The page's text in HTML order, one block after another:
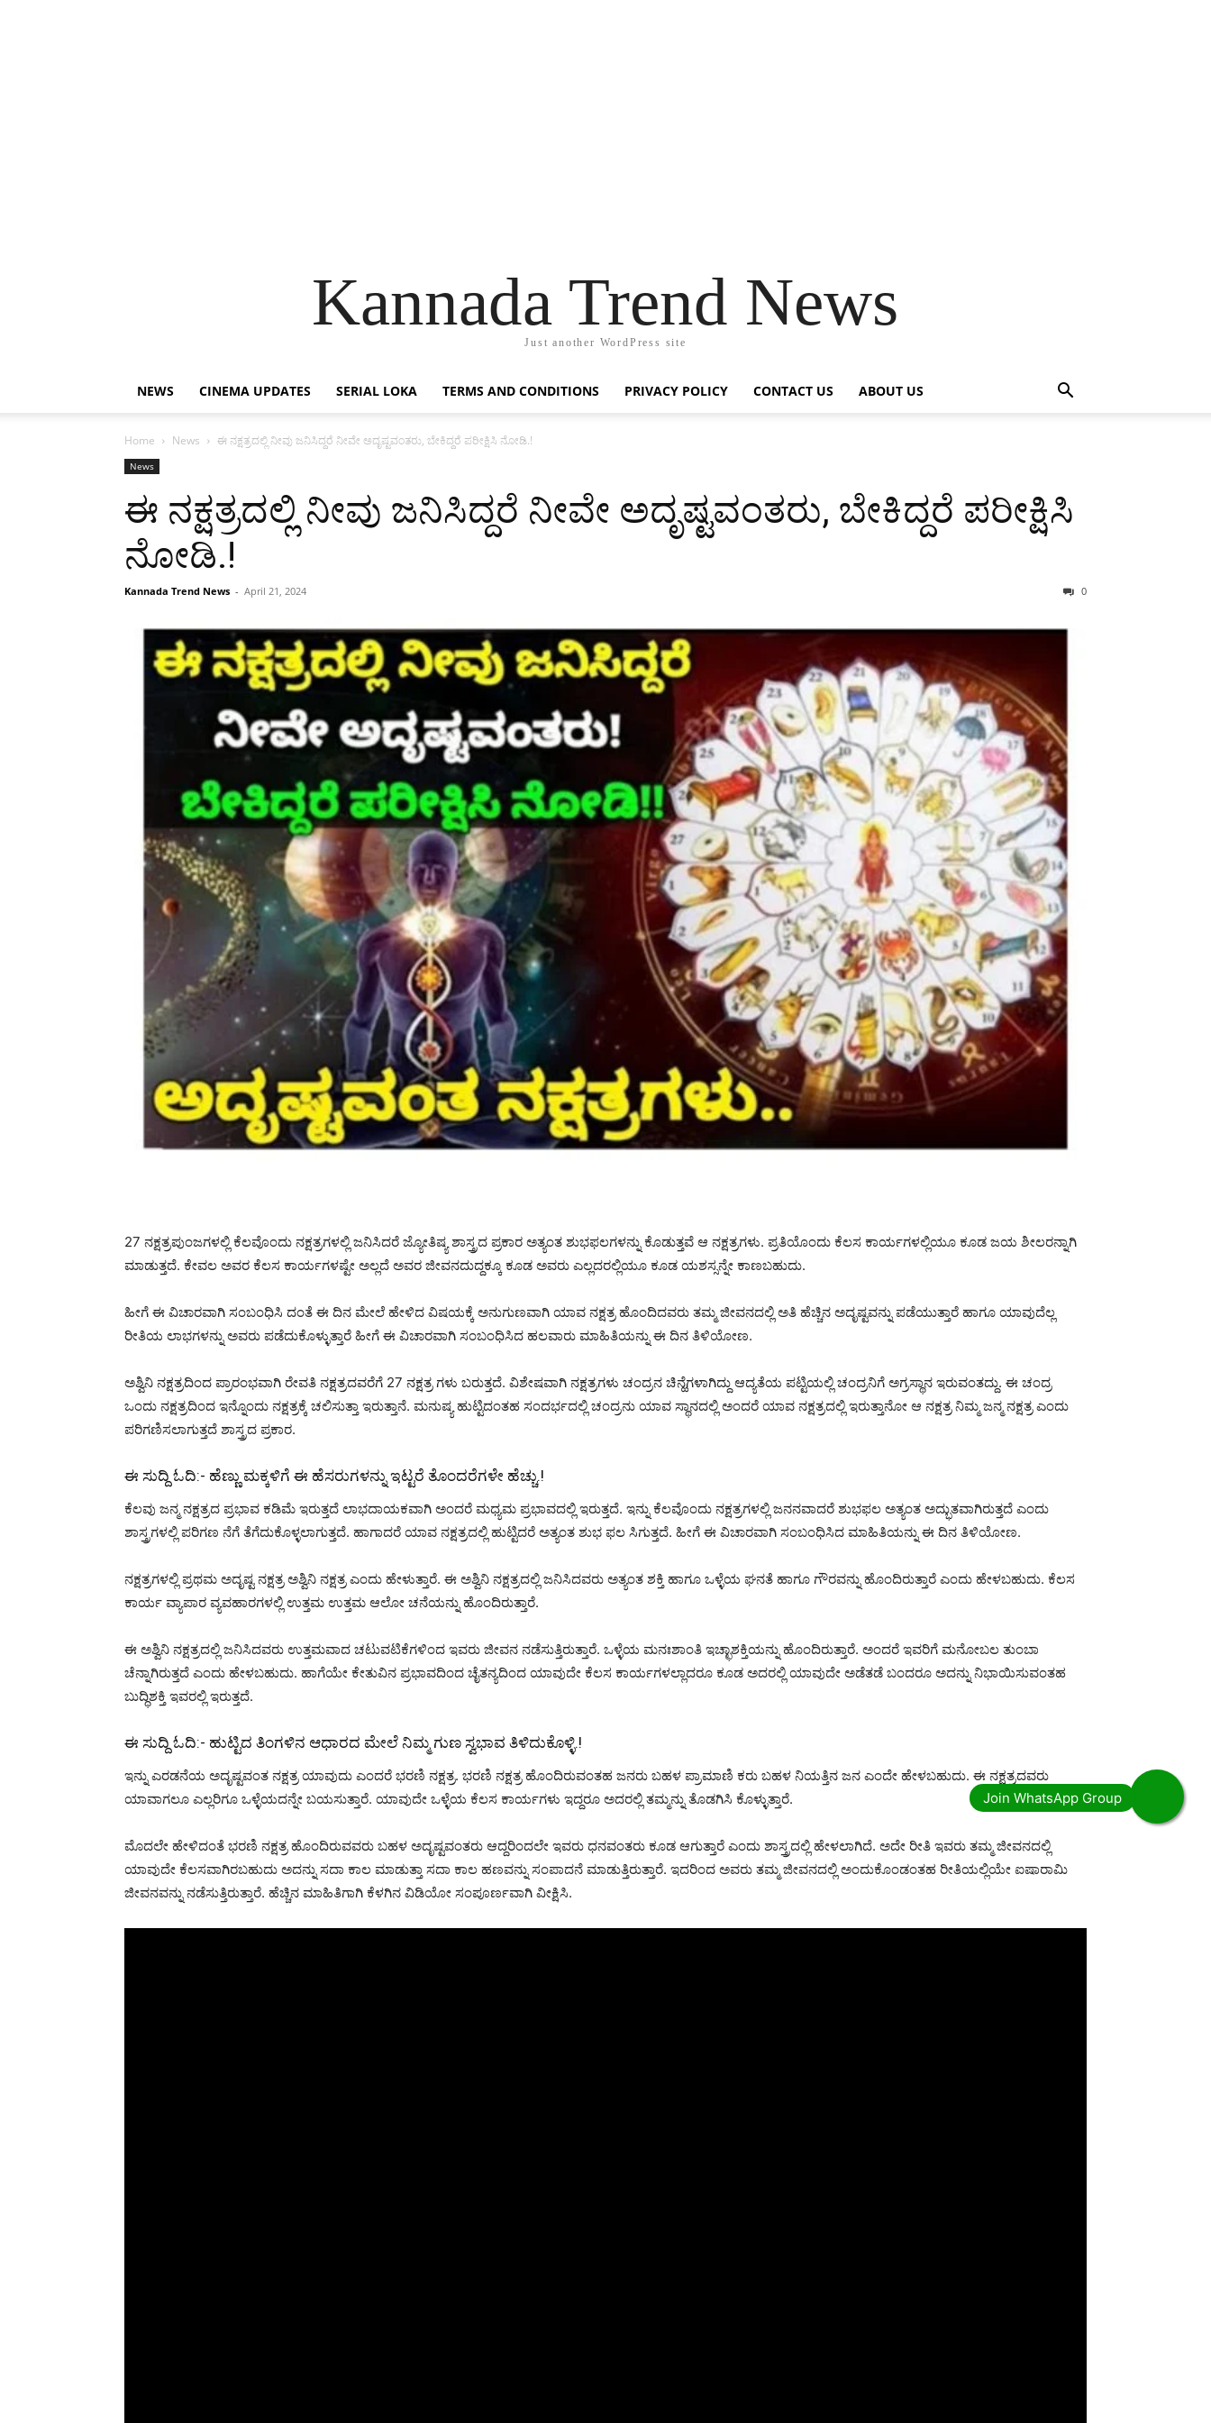
Kannada Trend News
Just another WordPress site
NEWS CINEMA UPDATES SERIAL LOKA TERMS AND CONDITIONS PRIVACY POLICY CONTACT US ABOUT US
Home News ಈ ನಕ್ಷತ್ರದಲ್ಲಿ ನೀವು ಜನಿಸಿದ್ದರೆ ನೀವೇ ಅದೃಷ್ಟವಂತರು, ಬೇಕಿದ್ದರೆ ಪರೀಕ್ಷಿಸಿ ನೋಡಿ.!
News
ಈ ನಕ್ಷತ್ರದಲ್ಲಿ ನೀವು ಜನಿಸಿದ್ದರೆ ನೀವೇ ಅದೃಷ್ಟವಂತರು, ಬೇಕಿದ್ದರೆ ಪರೀಕ್ಷಿಸಿ
ನೋಡಿ.!
Kannada Trend News - April 21, 2024 0
27 ನಕ್ಷತ್ರಪುಂಜಗಳಲ್ಲಿ ಕೆಲವೊಂದು ನಕ್ಷತ್ರಗಳಲ್ಲಿ ಜನಿಸಿದರೆ ಜ್ಯೋತಿಷ್ಯ ಶಾಸ್ತ್ರದ ಪ್ರಕಾರ ಅತ್ಯಂತ ಶುಭಫಲಗಳನ್ನು ಕೊಡುತ್ತವೆ ಆ ನಕ್ಷತ್ರಗಳು. ಪ್ರತಿಯೊಂದು ಕೆಲಸ ಕಾರ್ಯಗಳಲ್ಲಿಯೂ ಕೂಡ ಜಯ ಶೀಲರನ್ನಾಗಿ
ಮಾಡುತ್ತದೆ. ಕೇವಲ ಅವರ ಕೆಲಸ ಕಾರ್ಯಗಳಷ್ಟೇ ಅಲ್ಲದೆ ಅವರ ಜೀವನದುದ್ದಕ್ಕೂ ಕೂಡ ಅವರು ಎಲ್ಲದರಲ್ಲಿಯೂ ಕೂಡ ಯಶಸ್ಸನ್ನೇ ಕಾಣಬಹುದು.
ಹೀಗೆ ಈ ವಿಚಾರವಾಗಿ ಸಂಬಂಧಿಸಿ ದಂತೆ ಈ ದಿನ ಮೇಲೆ ಹೇಳಿದ ವಿಷಯಕ್ಕೆ ಅನುಗುಣವಾಗಿ ಯಾವ ನಕ್ಷತ್ರ ಹೊಂದಿದವರು ತಮ್ಮ ಜೀವನದಲ್ಲಿ ಅತಿ ಹೆಚ್ಚಿನ ಅದೃಷ್ಟವನ್ನು ಪಡೆಯುತ್ತಾರೆ ಹಾಗೂ ಯಾವುದೆಲ್ಲ
ರೀತಿಯ ಲಾಭಗಳನ್ನು ಅವರು ಪಡೆದುಕೊಳ್ಳುತ್ತಾರೆ ಹೀಗೆ ಈ ವಿಚಾರವಾಗಿ ಸಂಬಂಧಿಸಿದ ಹಲವಾರು ಮಾಹಿತಿಯನ್ನು ಈ ದಿನ ತಿಳಿಯೋಣ.
ಅಶ್ವಿನಿ ನಕ್ಷತ್ರದಿಂದ ಪ್ರಾರಂಭವಾಗಿ ರೇವತಿ ನಕ್ಷತ್ರದವರೆಗೆ 27 ನಕ್ಷತ್ರ ಗಳು ಬರುತ್ತದೆ. ವಿಶೇಷವಾಗಿ ನಕ್ಷತ್ರಗಳು ಚಂದ್ರನ ಚಿನ್ಹೆಗಳಾಗಿದ್ದು ಆದ್ಯತೆಯ ಪಟ್ಟಿಯಲ್ಲಿ ಚಂದ್ರನಿಗೆ ಅಗ್ರಸ್ಥಾನ ಇರುವಂತದ್ದು. ಈ ಚಂದ್ರ
ಒಂದು ನಕ್ಷತ್ರದಿಂದ ಇನ್ನೊಂದು ನಕ್ಷತ್ರಕ್ಕೆ ಚಲಿಸುತ್ತಾ ಇರುತ್ತಾನೆ. ಮನುಷ್ಯ ಹುಟ್ಟಿದಂತಹ ಸಂದರ್ಭದಲ್ಲಿ ಚಂದ್ರನು ಯಾವ ಸ್ಥಾನದಲ್ಲಿ ಅಂದರೆ ಯಾವ ನಕ್ಷತ್ರದಲ್ಲಿ ಇರುತ್ತಾನೋ ಆ ನಕ್ಷತ್ರ ನಿಮ್ಮ ಜನ್ಮ ನಕ್ಷತ್ರ ಎಂದು
ಪರಿಗಣಿಸಲಾಗುತ್ತದೆ ಶಾಸ್ತ್ರದ ಪ್ರಕಾರ.
ಈ ಸುದ್ದಿ ಓದಿ:- ಹೆಣ್ಣು ಮಕ್ಕಳಿಗೆ ಈ ಹೆಸರುಗಳನ್ನು ಇಟ್ಟರೆ ತೊಂದರೆಗಳೇ ಹೆಚ್ಚು.!
ಕೆಲವು ಜನ್ಮ ನಕ್ಷತ್ರದ ಪ್ರಭಾವ ಕಡಿಮೆ ಇರುತ್ತದೆ ಲಾಭದಾಯಕವಾಗಿ ಅಂದರೆ ಮಧ್ಯಮ ಪ್ರಭಾವದಲ್ಲಿ ಇರುತ್ತದೆ. ಇನ್ನು ಕೆಲವೊಂದು ನಕ್ಷತ್ರಗಳಲ್ಲಿ ಜನನವಾದರೆ ಶುಭಫಲ ಅತ್ಯಂತ ಅದ್ಭುತವಾಗಿರುತ್ತದೆ ಎಂದು
ಶಾಸ್ತ್ರಗಳಲ್ಲಿ ಪರಿಗಣ ನೆಗೆ ತೆಗೆದುಕೊಳ್ಳಲಾಗುತ್ತದೆ. ಹಾಗಾದರೆ ಯಾವ ನಕ್ಷತ್ರದಲ್ಲಿ ಹುಟ್ಟಿದರೆ ಅತ್ಯಂತ ಶುಭ ಫಲ ಸಿಗುತ್ತದೆ. ಹೀಗೆ ಈ ವಿಚಾರವಾಗಿ ಸಂಬಂಧಿಸಿದ ಮಾಹಿತಿಯನ್ನು ಈ ದಿನ ತಿಳಿಯೋಣ.
ನಕ್ಷತ್ರಗಳಲ್ಲಿ ಪ್ರಥಮ ಅದೃಷ್ಟ ನಕ್ಷತ್ರ ಅಶ್ವಿನಿ ನಕ್ಷತ್ರ ಎಂದು ಹೇಳುತ್ತಾರೆ. ಈ ಅಶ್ವಿನಿ ನಕ್ಷತ್ರದಲ್ಲಿ ಜನಿಸಿದವರು ಅತ್ಯಂತ ಶಕ್ತಿ ಹಾಗೂ ಒಳ್ಳೆಯ ಘನತೆ ಹಾಗೂ ಗೌರವನ್ನು ಹೊಂದಿರುತ್ತಾರೆ ಎಂದು ಹೇಳಬಹುದು. ಕೆಲಸ
ಕಾರ್ಯ ವ್ಯಾಪಾರ ವ್ಯವಹಾರಗಳಲ್ಲಿ ಉತ್ತಮ ಉತ್ತಮ ಆಲೋ ಚನೆಯನ್ನು ಹೊಂದಿರುತ್ತಾರೆ.
ಈ ಅಶ್ವಿನಿ ನಕ್ಷತ್ರದಲ್ಲಿ ಜನಿಸಿದವರು ಉತ್ತಮವಾದ ಚಟುವಟಿಕೆಗಳಿಂದ ಇವರು ಜೀವನ ನಡೆಸುತ್ತಿರುತ್ತಾರೆ. ಒಳ್ಳೆಯ ಮನಃಶಾಂತಿ ಇಚ್ಛಾಶಕ್ತಿಯನ್ನು ಹೊಂದಿರುತ್ತಾರೆ. ಅಂದರೆ ಇವರಿಗೆ ಮನೋಬಲ ತುಂಬಾ
ಚೆನ್ನಾಗಿರುತ್ತದೆ ಎಂದು ಹೇಳಬಹುದು. ಹಾಗೆಯೇ ಕೇತುವಿನ ಪ್ರಭಾವದಿಂದ ಚೈತನ್ಯದಿಂದ ಯಾವುದೇ ಕೆಲಸ ಕಾರ್ಯಗಳಲ್ಲಾದರೂ ಕೂಡ ಅದರಲ್ಲಿ ಯಾವುದೇ ಅಡೆತಡೆ ಬಂದರೂ ಅದನ್ನು ನಿಭಾಯಿಸುವಂತಹ
ಬುದ್ಧಿಶಕ್ತಿ ಇವರಲ್ಲಿ ಇರುತ್ತದೆ.
ಈ ಸುದ್ದಿ ಓದಿ:- ಹುಟ್ಟಿದ ತಿಂಗಳಿನ ಆಧಾರದ ಮೇಲೆ ನಿಮ್ಮ ಗುಣ ಸ್ವಭಾವ ತಿಳಿದುಕೊಳ್ಳಿ.!
ಇನ್ನು ಎರಡನೆಯ ಅದೃಷ್ಟವಂತ ನಕ್ಷತ್ರ ಯಾವುದು ಎಂದರೆ ಭರಣಿ ನಕ್ಷತ್ರ. ಭರಣಿ ನಕ್ಷತ್ರ ಹೊಂದಿರುವಂತಹ ಜನರು ಬಹಳ ಪ್ರಾಮಾಣಿ ಕರು ಬಹಳ ನಿಯತ್ತಿನ ಜನ ಎಂದೇ ಹೇಳಬಹುದು. ಈ ನಕ್ಷತ್ರದವರು
ಯಾವಾಗಲೂ ಎಲ್ಲರಿಗೂ ಒಳ್ಳೆಯದನ್ನೇ ಬಯಸುತ್ತಾರೆ. ಯಾವುದೇ ಒಳ್ಳೆಯ ಕೆಲಸ ಕಾರ್ಯಗಳು ಇದ್ದರೂ ಅದರಲ್ಲಿ ತಮ್ಮನ್ನು ತೊಡಗಿಸಿ ಕೊಳ್ಳುತ್ತಾರೆ.
ಮೊದಲೇ ಹೇಳಿದಂತೆ ಭರಣಿ ನಕ್ಷತ್ರ ಹೊಂದಿರುವವರು ಬಹಳ ಅದೃಷ್ಟವಂತರು ಆದ್ದರಿಂದಲೇ ಇವರು ಧನವಂತರು ಕೂಡ ಆಗುತ್ತಾರೆ ಎಂದು ಶಾಸ್ತ್ರದಲ್ಲಿ ಹೇಳಲಾಗಿದೆ. ಅದೇ ರೀತಿ ಇವರು ತಮ್ಮ ಜೀವನದಲ್ಲಿ
ಯಾವುದೇ ಕೆಲಸವಾಗಿರಬಹುದು ಅದನ್ನು ಸದಾ ಕಾಲ ಮಾಡುತ್ತಾ ಸದಾ ಕಾಲ ಹಣವನ್ನು ಸಂಪಾದನೆ ಮಾಡುತ್ತಿರುತ್ತಾರೆ. ಇದರಿಂದ ಅವರು ತಮ್ಮ ಜೀವನದಲ್ಲಿ ಅಂದುಕೊಂಡಂತಹ ರೀತಿಯಲ್ಲಿಯೇ ಐಷಾರಾಮಿ
ಜೀವನವನ್ನು ನಡೆಸುತ್ತಿರುತ್ತಾರೆ. ಹೆಚ್ಚಿನ ಮಾಹಿತಿಗಾಗಿ ಕೆಳಗಿನ ವಿಡಿಯೋ ಸಂಪೂರ್ಣವಾಗಿ ವೀಕ್ಷಿಸಿ.